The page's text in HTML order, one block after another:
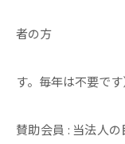
※個人会
者の方
（別途、
す。毎年は不要です
賛助会員 : 当法人